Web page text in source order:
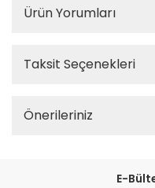
Ürün Yorumları
Taksit Seçenekleri
Önerileriniz
E-